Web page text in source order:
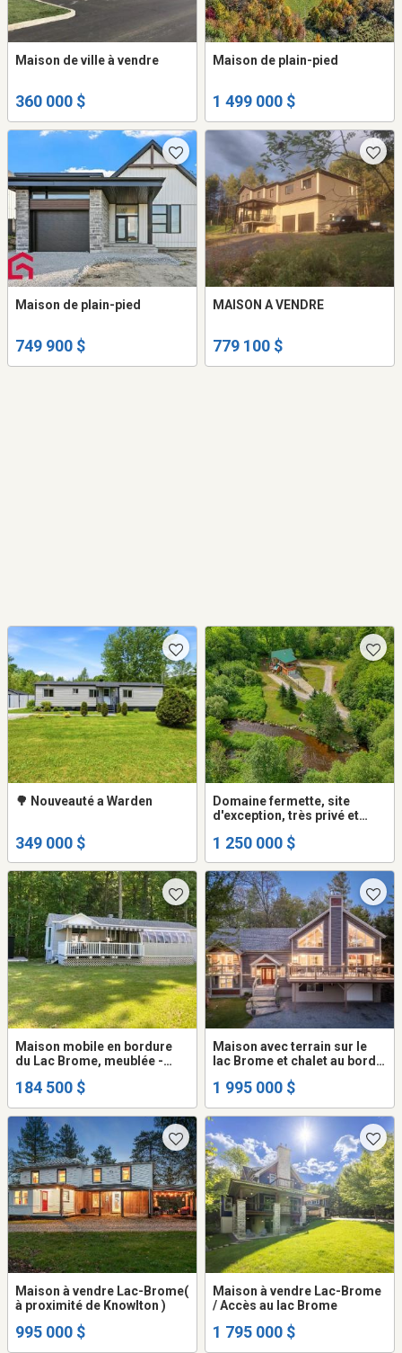
Maison de ville à vendre
360 000 $
Maison de plain-pied
1 499 000 $
Maison de plain-pied
749 900 $
MAISON A VENDRE
779 100 $
🌳 Nouveauté a Warden
349 000 $
Domaine fermette, site
d'exception, très privé et
rivière, terre maraîchère,
Warden près de Waterloo et
Granby
1 250 000 $
Maison mobile en bordure
du Lac Brome, meublée -
184 500 $
Maison avec terrain sur le
lac Brome et chalet au bord
1 995 000 $
Maison à vendre Lac-Brome(
à proximité de Knowlton )
995 000 $
Maison à vendre Lac-Brome
/ Accès au lac Brome
1 795 000 $